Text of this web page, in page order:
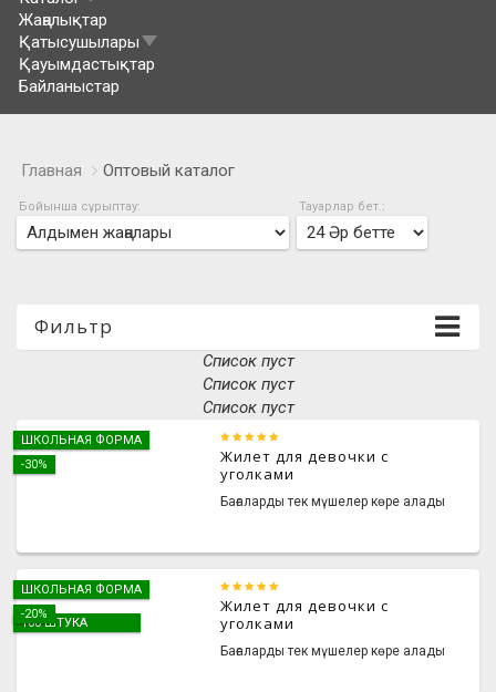
Жаңалықтар
Қатысушылары
Қауымдастықтар
Байланыстар
Главная Оптовый каталог
Бойынша сұрыптау: Тауарлар бет.:
Фильтр
Список пуст
Список пуст
Список пуст
ШКОЛЬНАЯ ФОРМА
-30%
100 ШТУКА
Жилет для девочки с
уголками
Бағаларды тек мүшелер көре алады
ШКОЛЬНАЯ ФОРМА
-20%
Жилет для девочки с
уголками
Бағаларды тек мүшелер көре алады